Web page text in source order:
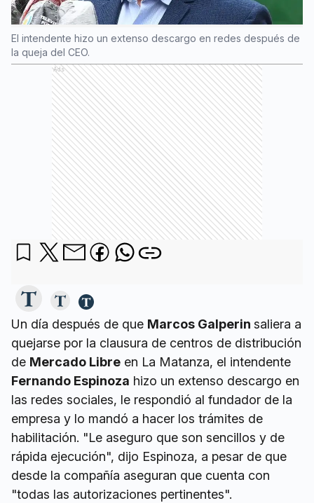
El intendente hizo un extenso descargo en redes después de
la queja del CEO.
Ads
Un día después de que Marcos Galperin saliera a
quejarse por la clausura de centros de distribución
de Mercado Libre en La Matanza, el intendente
Fernando Espinoza hizo un extenso descargo en
las redes sociales, le respondió al fundador de la
empresa y lo mandó a hacer los trámites de
habilitación. "Le aseguro que son sencillos y de
rápida ejecución", dijo Espinoza, a pesar de que
desde la compañía aseguran que cuenta con
"todas las autorizaciones pertinentes".